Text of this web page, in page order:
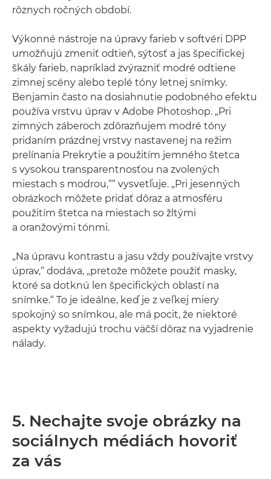
rôznych ročných období.
Výkonné nástroje na úpravy farieb v softvéri DPP
umožňujú zmeniť odtieň, sýtosť a jas špecifickej
škály farieb, napríklad zvýrazniť modré odtiene
zimnej scény alebo teplé tóny letnej snímky.
Benjamin často na dosiahnutie podobného efektu
používa vrstvu úprav v Adobe Photoshop. „Pri
zimných záberoch zdôrazňujem modré tóny
pridaním prázdnej vrstvy nastavenej na režim
prelínania Prekrytie a použitím jemného štetca
s vysokou transparentnosťou na zvolených
miestach s modrou,““ vysvetľuje. „Pri jesenných
obrázkoch môžete pridať dôraz a atmosféru
použitím štetca na miestach so žltými
a oranžovými tónmi.
„Na úpravu kontrastu a jasu vždy používajte vrstvy
úprav,“ dodáva, „pretože môžete použiť masky,
ktoré sa dotknú len špecifických oblastí na
snímke.“ To je ideálne, keď je z veľkej miery
spokojný so snímkou, ale má pocit, že niektoré
aspekty vyžadujú trochu väčší dôraz na vyjadrenie
nálady.
5. Nechajte svoje obrázky na
sociálnych médiách hovoriť
za vás